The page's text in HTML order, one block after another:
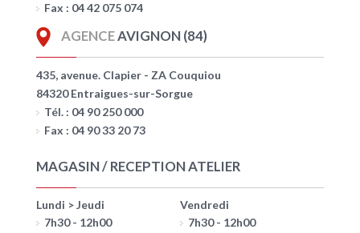
Fax : 04 42 075 074
AGENCEAVIGNON (84)
435, avenue. Clapier - ZA Couquiou
84320 Entraigues-sur-Sorgue
Tél. : 04 90 250 000
Fax : 04 90 33 20 73
MAGASIN / RECEPTION ATELIER
Lundi > Jeudi
7h30 - 12h00
Vendredi
7h30 - 12h00